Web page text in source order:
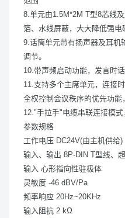
8.单元由1.5M*2M T型8芯线
箔、水线屏蔽，大大降低强电
9.话筒单元带有扬声器及耳机
调节。
10.带声频启动功能，发言时
11.支持多个主席单元，连接
全权控制会议秩序的优先功能
12."手拉手"电缆串联连接模式
参数规格
工作电压 DC24V(由主机供给)
输入、输出 8P-DIN T型线、
输入 心形指向性驻极体
灵敏度 -46 dBV/Pa
频率响应 20Hz~20KHz
输入阻抗 2 kΩ